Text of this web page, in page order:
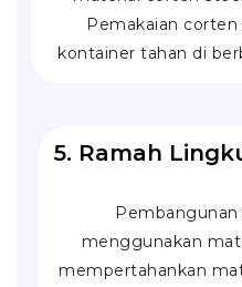
Pemakaian
kontainer tahan di
5. Ramah
menggunakan
mempertahankan